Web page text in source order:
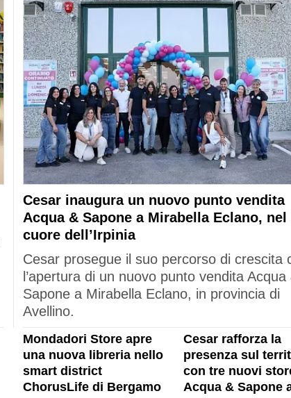
Cesar inaugura un nuovo punto vendita
Acqua & Sapone a Mirabella Eclano, nel
cuore dell’Irpinia
Cesar prosegue il suo percorso di crescita
l’apertura di un nuovo punto vendita Acqua
Sapone a Mirabella Eclano, in provincia di
Avellino.
Mondadori Store apre
una nuova libreria nello
smart district
ChorusLife di Bergamo
Cesar rafforza la
presenza sul
con tre nuovi
Acqua & Sapone